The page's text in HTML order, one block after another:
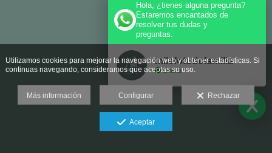
Utilizamos cookies para mejorar la navegación web y obtener estadísticas. Si
continuas navegando, consideramos que aceptas su uso.
Más información Configurar Rechazar
Aceptar
Hola, ¿tienes alguna pregunta?
Estaremos encantados de
resolver tus dudas y
preguntas.
milefotodefamilia
Online